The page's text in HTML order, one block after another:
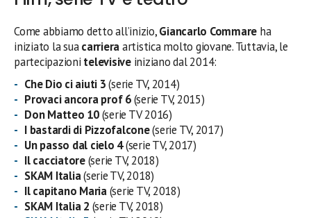
Come abbiamo detto all’inizio,Giancarlo Commare ha
iniziato la suacarrieraartistica molto giovane. Tuttavia, le
partecipazioni televisive iniziano dal 2014:
Che Dio ci aiuti 3(serie TV, 2014)
Provaci ancora prof 6(serie TV, 2015)
Don Matteo 10(serie TV 2016)
I bastardi di Pizzofalcone(serie TV, 2017)
Un passo dal cielo 4(serie TV, 2017)
Il cacciatore(serie TV, 2018)
SKAM Italia(serie TV, 2018)
Il capitano Maria(serie TV, 2018)
SKAM Italia 2 (serie TV, 2018)